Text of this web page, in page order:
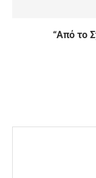
“Από το